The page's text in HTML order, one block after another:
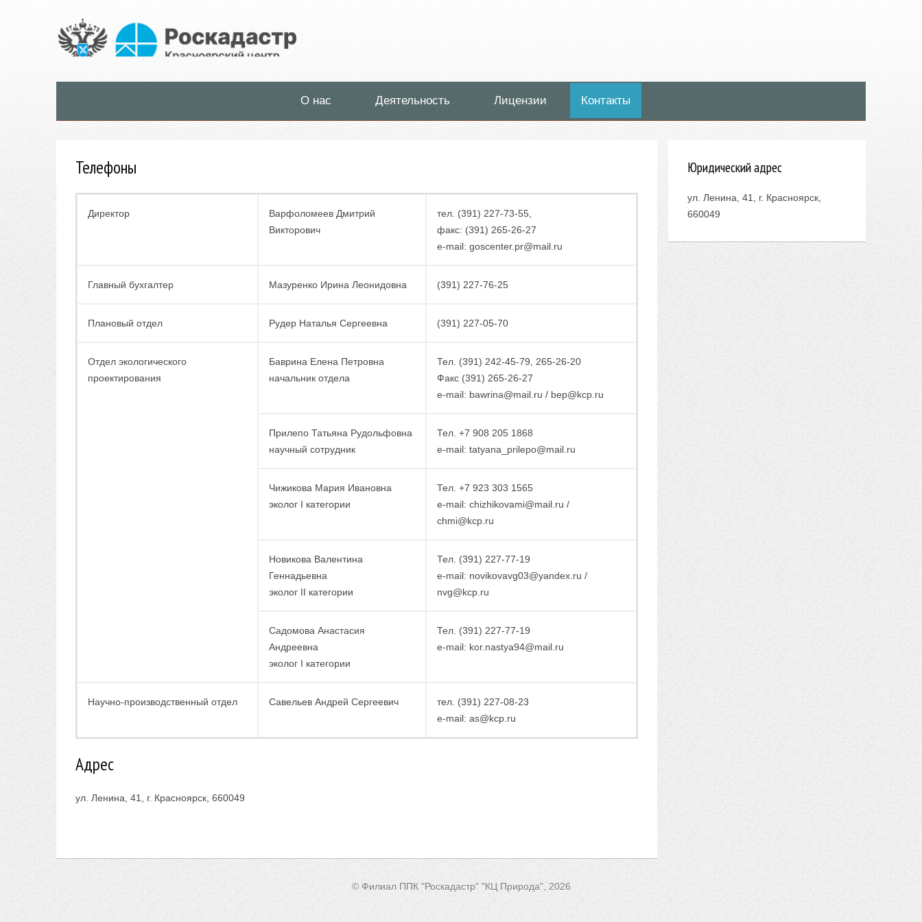
О нас Деятельность Лицензии Контакты
Юридический адрес
ул. Ленина, 41, г. Красноярск,
660049
Телефоны
Директор
Варфоломеев Дмитрий
Викторович
тел. (391) 227-73-55,
факс: (391) 265-26-27
e-mail: goscenter.pr@mail.ru
Главный бухгалтер Мазуренко Ирина Леонидовна (391) 227-76-25
Плановый отдел Рудер Наталья Сергеевна (391) 227-05-70
Отдел экологического
проектирования
Баврина Елена Петровна
начальник отдела
Тел. (391) 242-45-79, 265-26-20
Факс (391) 265-26-27
e-mail: bawrina@mail.ru / bep@kcp.ru
Прилепо Татьяна Рудольфовна
научный сотрудник
Тел. +7 908 205 1868
e-mail: tatyana_prilepo@mail.ru
Чижикова Мария Ивановна
эколог I категории
Тел. +7 923 303 1565
e-mail: chizhikovami@mail.ru /
chmi@kcp.ru
Новикова Валентина
Геннадьевна
эколог II категории
Тел. (391) 227-77-19
e-mail: novikovavg03@yandex.ru /
nvg@kcp.ru
Садомова Анастасия
Андреевна
эколог I категории
Тел. (391) 227-77-19
e-mail: kor.nastya94@mail.ru
Научно-производственный отдел Савельев Андрей Сергеевич
тел. (391) 227-08-23
e-mail: as@kcp.ru
Адрес
ул. Ленина, 41, г. Красноярск, 660049
© Филиал ППК "Роскадастр" "КЦ Природа", 2026